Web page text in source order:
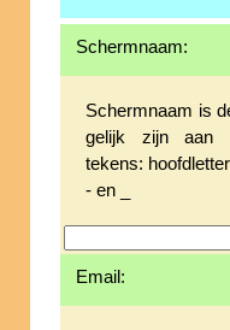
Schermnaam:
Schermnaam is
gelijk zijn aan
tekens:
- en _
Email: